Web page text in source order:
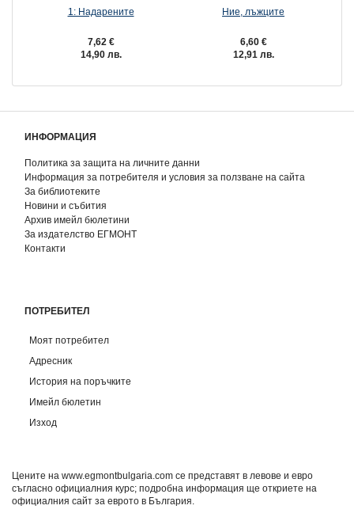
1: Надарените
7,62 €
14,90 лв.
Ние, лъжците
6,60 €
12,91 лв.
ИНФОРМАЦИЯ
Политика за защита на личните данни
Информация за потребителя и условия за ползване на сайта
За библиотеките
Новини и събития
Архив имейл бюлетини
За издателство ЕГМОНТ
Контакти
ПОТРЕБИТЕЛ
Моят потребител
Адресник
История на поръчките
Имейл бюлетин
Изход
Цените на www.egmontbulgaria.com се представят в левове и евро
съгласно официалния курс; подробна информация ще откриете на
официалния сайт за еврото в България